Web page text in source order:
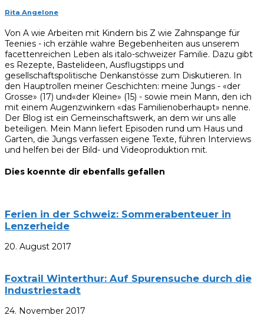
Rita Angelone
Von A wie Arbeiten mit Kindern bis Z wie Zahnspange für
Teenies - ich erzähle wahre Begebenheiten aus unserem
facettenreichen Leben als italo-schweizer Familie. Dazu gibt
es Rezepte, Bastelideen, Ausflugstipps und
gesellschaftspolitische Denkanstösse zum Diskutieren. In
den Hauptrollen meiner Geschichten: meine Jungs - «der
Grosse» (17) und«der Kleine» (15) - sowie mein Mann, den ich
mit einem Augenzwinkern «das Familienoberhaupt» nenne.
Der Blog ist ein Gemeinschaftswerk, an dem wir uns alle
beteiligen. Mein Mann liefert Episoden rund um Haus und
Garten, die Jungs verfassen eigene Texte, führen Interviews
und helfen bei der Bild- und Videoproduktion mit.
Dies koennte dir ebenfalls gefallen
Ferien in der Schweiz: Sommerabenteuer in
Lenzerheide
20. August 2017
Foxtrail Winterthur: Auf Spurensuche durch die
Industriestadt
24. November 2017